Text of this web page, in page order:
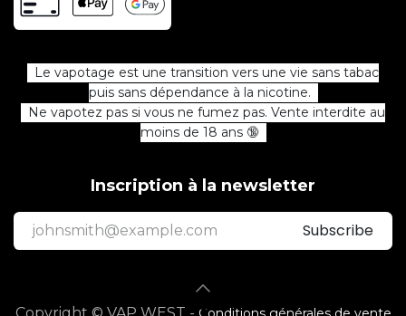
Le vapotage est une transition vers une vie sans tabac
puis sans dépendance à la nicotine.
Ne vapotez pas si vous ne fumez pas. Vente interdite au
moins de 18 ans 🔞
Inscription à la newsletter
Subscribe